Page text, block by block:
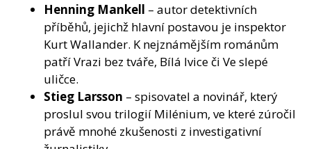
Henning Mankell – autor detektivních
příběhů, jejichž hlavní postavou je inspektor
Kurt Wallander. K nejznámějším románům
patří Vrazi bez tváře, Bílá lvice či Ve slepé
uličce.
Stieg Larsson – spisovatel a novinář, který
proslul svou trilogií Milénium, ve které zúročil
právě mnohé zkušenosti z investigativní